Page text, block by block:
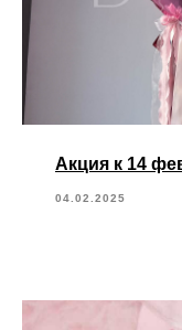
Акция к 14
04.02.2025